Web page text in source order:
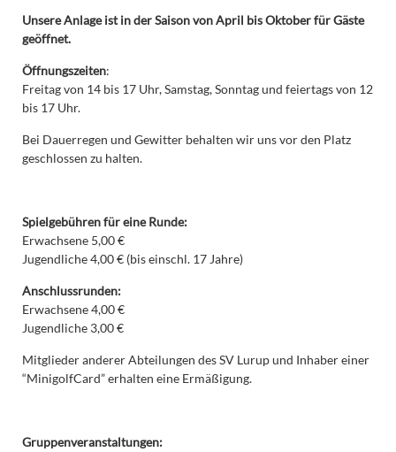
Unsere Anlage ist in der Saison von April bis Oktober für Gäste
geöffnet.
Öffnungszeiten:
Freitag von 14 bis 17 Uhr, Samstag, Sonntag und feiertags von 12
bis 17 Uhr.
Bei Dauerregen und Gewitter behalten wir uns vor den Platz
geschlossen zu halten.
Spielgebühren für eine Runde:
Erwachsene 5,00 €
Jugendliche 4,00 € (bis einschl. 17 Jahre)
Anschlussrunden:
Erwachsene 4,00 €
Jugendliche 3,00 €
Mitglieder anderer Abteilungen des SV Lurup und Inhaber einer
“MinigolfCard” erhalten eine Ermäßigung.
Gruppenveranstaltungen: